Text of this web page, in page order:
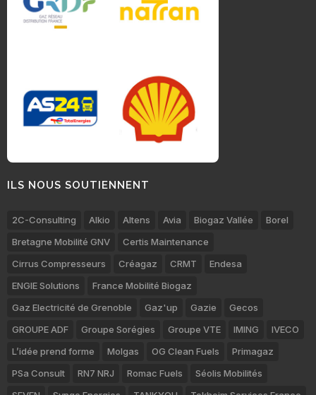
ILS NOUS SOUTIENNENT
2C-Consulting Alkio Altens Avia Biogaz Vallée
Borel
Bretagne Mobilité GNV
Certis Maintenance
Cirrus Compresseurs
Créagaz CRMT
Endesa
ENGIE Solutions
France Mobilité Biogaz
Gaz Electricité de Grenoble
Gaz'up Gazie
Gecos
GROUPE ADF
Groupe Sorégies Groupe VTE IMING
IVECO
L’idée prend forme
Molgas OG Clean Fuels
Primagaz
PSa Consult
RN7 NRJ Romac Fuels
Séolis Mobilités